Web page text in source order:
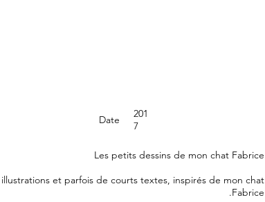
Date
201
7
Les petits dessins de mon chat Fabrice
et parfois de courts textes, inspirés de mon chat
Fabrice.